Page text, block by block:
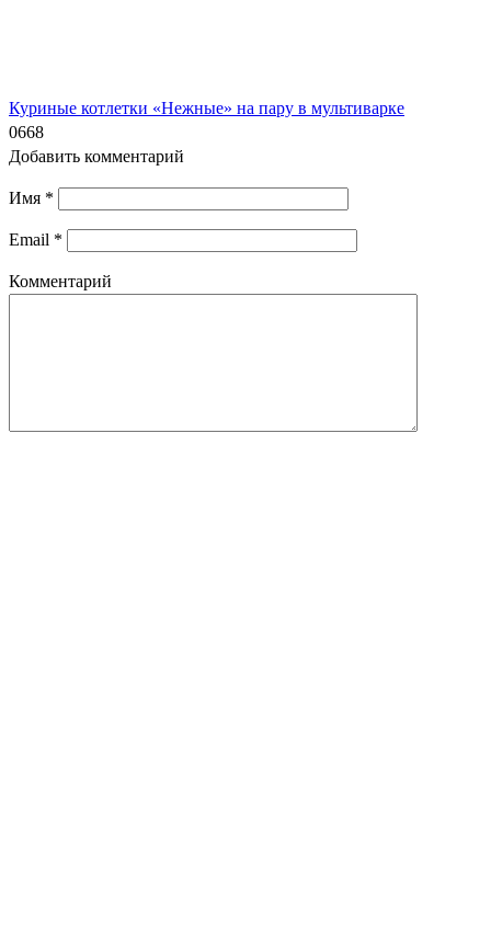
Куриные котлетки «Нежные» на пару в мультиварке
0668
Добавить комментарий
Имя *
Email *
Комментарий